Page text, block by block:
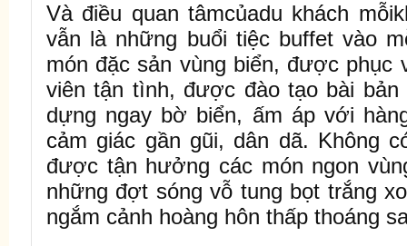
Và điều quan tâmcủadu khách
vẫn là những buổi tiệc buffet vào
món đặc sản vùng biển, được phục
viên tận tình, được đào tạo bài bản
dựng ngay bờ biển, ấm áp với
cảm giác gần gũi, dân dã. Không
được tận hưởng các món ngon
những đợt sóng vỗ tung bọt trắng
ngắm cảnh hoàng hôn thấp thoáng